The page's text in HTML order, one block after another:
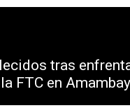
tras
FTC en Amambay